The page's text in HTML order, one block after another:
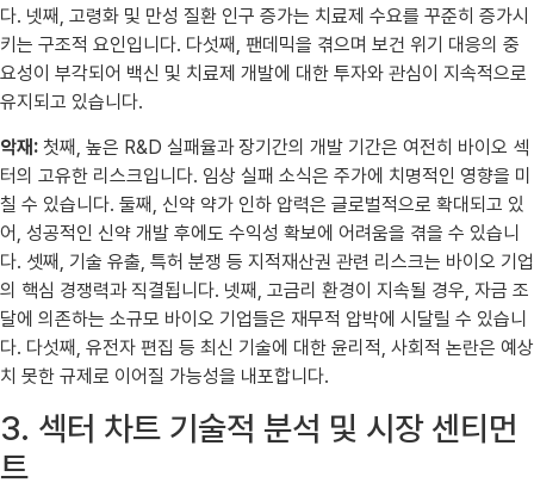
다. 넷째, 고령화 및 만성 질환 인구 증가는 치료제 수요를 꾸준히 증가시
키는 구조적 요인입니다. 다섯째, 팬데믹을 겪으며 보건 위기 대응의 중
요성이 부각되어 백신 및 치료제 개발에 대한 투자와 관심이 지속적으로
유지되고 있습니다.
악재: 첫째, 높은 R&D 실패율과 장기간의 개발 기간은 여전히 바이오 섹
터의 고유한 리스크입니다. 임상 실패 소식은 주가에 치명적인 영향을 미
칠 수 있습니다. 둘째, 신약 약가 인하 압력은 글로벌적으로 확대되고 있
어, 성공적인 신약 개발 후에도 수익성 확보에 어려움을 겪을 수 있습니
다. 셋째, 기술 유출, 특허 분쟁 등 지적재산권 관련 리스크는 바이오 기업
의 핵심 경쟁력과 직결됩니다. 넷째, 고금리 환경이 지속될 경우, 자금 조
달에 의존하는 소규모 바이오 기업들은 재무적 압박에 시달릴 수 있습니
다. 다섯째, 유전자 편집 등 최신 기술에 대한 윤리적, 사회적 논란은 예상
치 못한 규제로 이어질 가능성을 내포합니다.
3. 섹터 차트 기술적 분석 및 시장 센티먼
트